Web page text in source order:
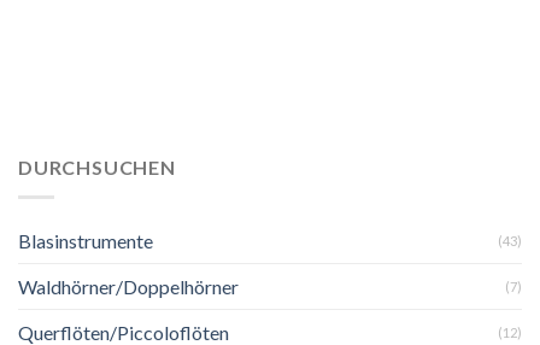
DURCHSUCHEN
Blasinstrumente (43)
Waldhörner/Doppelhörner (7)
Querflöten/Piccoloflöten (12)